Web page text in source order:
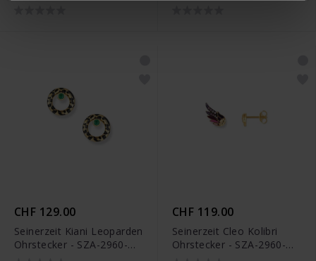
CHF 129.00
Seinerzeit Kiani Leoparden
Ohrstecker - SZA-2960-
CHF 119.00
Seinerzeit Cleo Kolibri
Ohrstecker - SZA-2960-